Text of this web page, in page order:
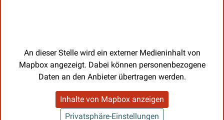
An dieser Stelle wird ein externer Medieninhalt von
Mapbox angezeigt. Dabei können personenbezogene
Daten an den Anbieter übertragen werden.
Inhalte von Mapbox anzeigen
Privatsphäre-Einstellungen